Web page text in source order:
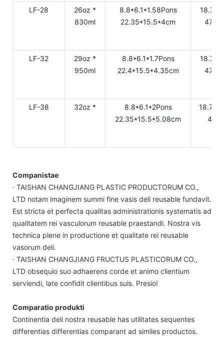
LF-28
26oz *
830ml
8.8*6.1*1.58Pons
22.35*15.5*4cm
LF-32
29oz *
950ml
8.8*6.1*1.7Pons
22.4*15.5*4.35cm
LF-38 32oz *
8.8*6.1*2Pons
22.35*15.5*5.08cm
Companistae
· TAISHAN CHANGJIANG PLASTIC PRODUCTORUM CO.,
LTD notam imaginem summi fine vasis deli reusable fundavit.
Est stricta et perfecta qualitas administrationis systematis ad
qualitatem rei vasculorum reusable praestandi. Nostra vis
technica plene in productione et qualitate rei reusable
vasorum deli.
· TAISHAN CHANGJIANG FRUCTUS PLASTICORUM CO.,
LTD obsequio suo adhaerens corde et animo clientium
serviendi, late confidit clientibus suis. Presio!
Comparatio produkti
Continentia deli nostra reusable has utilitates sequentes
differentias differentias comparant ad similes productos.